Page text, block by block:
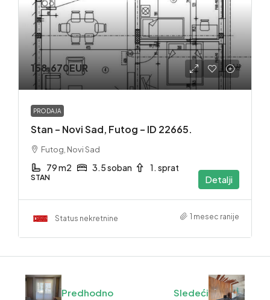
158,670EUR
PRODAJA
Stan – Novi Sad, Futog – ID 22665.
Futog, Novi Sad
79 m2 3.5 soban 1. sprat
STAN Detalji
Status nekretnine 1 mesec ranije
Predhodno Sledeći